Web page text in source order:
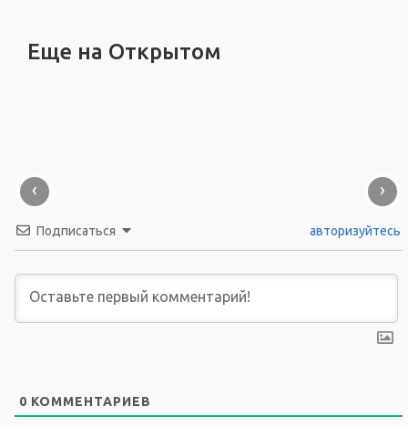
Еще на Открытом
‹ ›
Подписаться авторизуйтесь
0 КОММЕНТАРИЕВ